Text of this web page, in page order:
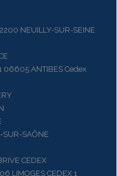
NEUILLY-SUR-SEINE
ANTIBES Cedex
SAÔNE
CEDEX
CEDEX 1